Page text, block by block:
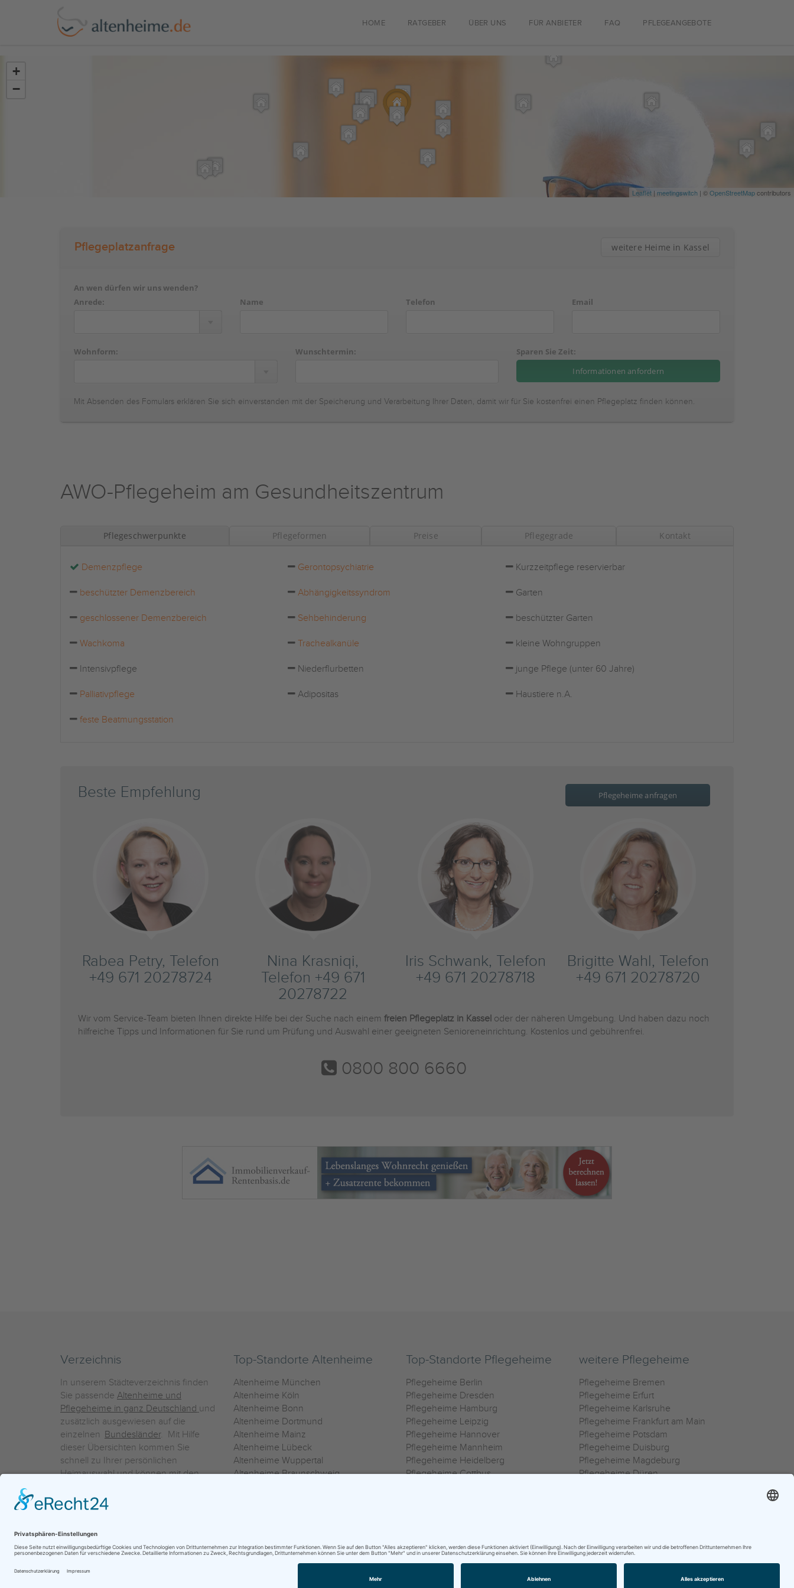
HOME RATGEBER ÜBER UNS FÜR ANBIETER FAQ PFLEGEANGEBOTE
+
−
Leaflet | meetingswitch | ©OpenStreetMapcontributors
Pflegeplatzanfrage weitere Heime in Kassel
An wen dürfen wir uns wenden?
Anrede:
Name Telefon Email
Wohnform: Wunschtermin: Sparen Sie Zeit:
Mit Absenden des Fomulars erklären Sie sich einverstanden mit der Speicherung und Verarbeitung Ihrer Daten, damit wir für Sie kostenfrei einen Pflegeplatz finden können.
AWO-Pflegeheim am Gesundheitszentrum
Pflegeschwerpunkte Pflegeformen Preise Pflegegrade Kontakt
Demenzpflege Gerontopsychiatrie Kurzzeitpflege reservierbar
beschützter Demenzbereich Abhängigkeitssyndrom Garten
geschlossener Demenzbereich Sehbehinderung beschützter Garten
Wachkoma Trachealkanüle kleine Wohngruppen
Intensivpflege Niederflurbetten junge Pflege (unter 60 Jahre)
Palliativpflege Adipositas Haustiere n.A.
feste Beatmungsstation
Beste Empfehlung Pflegeheime anfragen
Rabea Petry, Telefon
+49 671 20278724
Nina Krasniqi,
Telefon +49 671
20278722
Iris Schwank, Telefon
+49 671 20278718
Brigitte Wahl, Telefon
+49 671 20278720
Wir vom Service-Team bieten Ihnen direkte Hilfe bei der Suche nach einem freien Pflegeplatz in Kassel oder der näheren Umgebung. Und haben dazu noch
hilfreiche Tipps und Informationen für Sie rund um Prüfung und Auswahl einer geeigneten Senioreneinrichtung. Kostenlos und gebührenfrei.
0800 800 6660
Verzeichnis
In unserem Städteverzeichnis finden
Sie passende Altenheime und
Pflegeheime in ganz Deutschland und
zusätzlich ausgewiesen auf die
einzelnen Bundesländer. Mit Hilfe
dieser Übersichten kommen Sie
schnell zu Ihrer persönlichen
Heimauswahl und können mit den
einzelnen Häuser Leistungsvergleiche
vornehmen.
Top-Standorte Altenheime
Altenheime München
Altenheime Köln
Altenheime Bonn
Altenheime Dortmund
Altenheime Mainz
Altenheime Lübeck
Altenheime Wuppertal
Altenheime Braunschweig
Top-Standorte Pflegeheime
Pflegeheime Berlin
Pflegeheime Dresden
Pflegeheime Hamburg
Pflegeheime Leipzig
Pflegeheime Hannover
Pflegeheime Mannheim
Pflegeheime Heidelberg
Pflegeheime Cottbus
weitere Pflegeheime
Pflegeheime Bremen
Pflegeheime Erfurt
Pflegeheime Karlsruhe
Pflegeheime Frankfurt am Main
Pflegeheime Potsdam
Pflegeheime Duisburg
Pflegeheime Magdeburg
Pflegeheime Düren
0800 800 666 0